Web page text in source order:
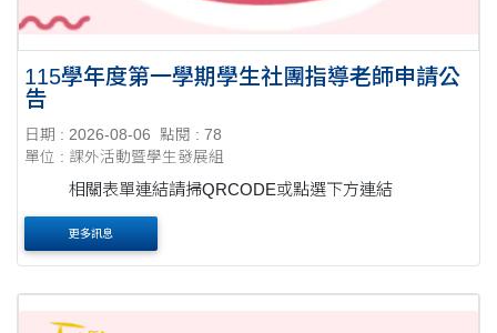
115學年度第一學期學生社團指導老師申請公
告
日期 : 2026-08-06
點閱 : 78
單位 : 課外活動暨學生發展組
相關表單連結請掃QRCODE或點選下方連結
更多訊息